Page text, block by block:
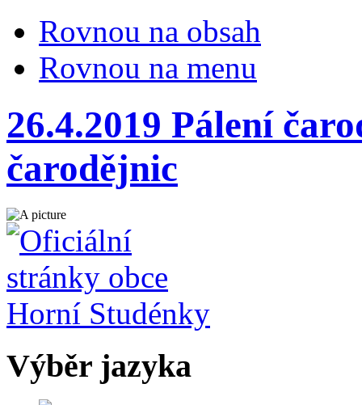
Rovnou na obsah
Rovnou na menu
26.4.2019 Pálení
čarodějnic
Výběr jazyka